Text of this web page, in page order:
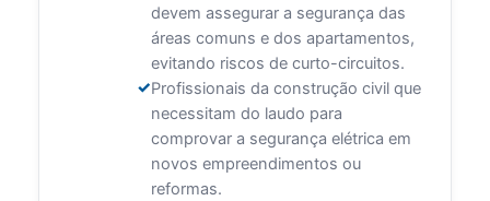
devem assegurar a segurança das
áreas comuns e dos apartamentos,
evitando riscos de curto-circuitos.
Profissionais da construção civil que
necessitam do laudo para
comprovar a segurança elétrica em
novos empreendimentos ou
reformas.